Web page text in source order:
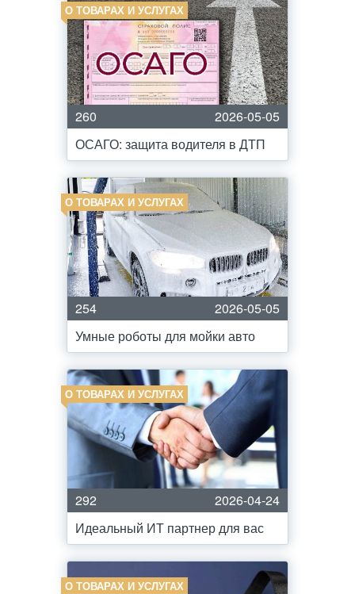
О ТОВАРАХ И УСЛУГАХ
260
2026-05-05
ОСАГО: защита водителя в ДТП
О ТОВАРАХ И УСЛУГАХ
254
2026-05-05
Умные роботы для мойки авто
О ТОВАРАХ И УСЛУГАХ
292
2026-04-24
Идеальный ИТ партнер для вас
О ТОВАРАХ И УСЛУГАХ